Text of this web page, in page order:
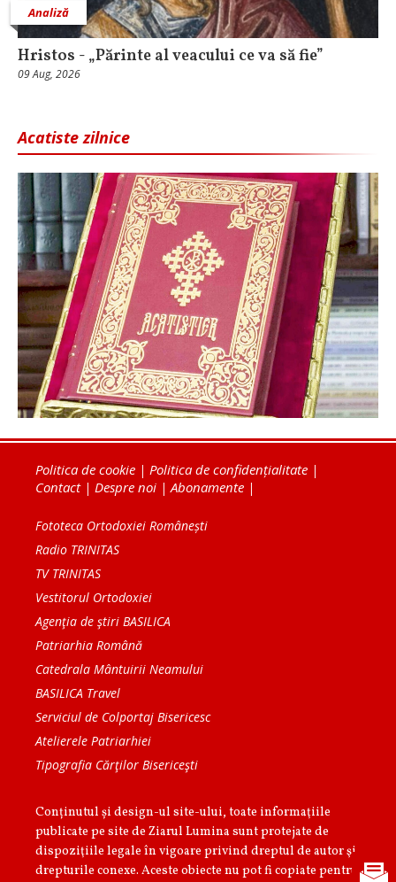
Analiză
Hristos - „Părinte al veacului ce va să fie”
09 Aug, 2026
Acatiste zilnice
Politica de cookie | Politica de confidențialitate |
Contact| Despre noi | Abonamente |
Fototeca Ortodoxiei Românești
Radio TRINITAS
TV TRINITAS
Vestitorul Ortodoxiei
Agenţia de ştiri BASILICA
Patriarhia Română
Catedrala Mântuirii Neamului
BASILICA Travel
Serviciul de Colportaj Bisericesc
Atelierele Patriarhiei
Tipografia Cărţilor Bisericeşti
Conținutul și design-ul site-ului, toate informaţiile
publicate pe site de Ziarul Lumina sunt protejate de
dispoziţiile legale în vigoare privind dreptul de autor şi
drepturile conexe. Aceste obiecte nu pot fi copiate pentru